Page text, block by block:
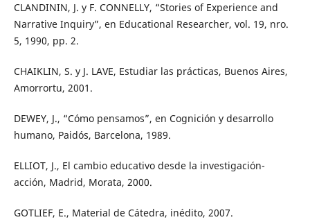
CLANDININ, J. y F. CONNELLY, “Stories of Experience and
Narrative Inquiry”, en Educational Researcher, vol. 19, nro.
5, 1990, pp. 2.
CHAIKLIN, S. y J. LAVE, Estudiar las prácticas, Buenos Aires,
Amorrortu, 2001.
DEWEY, J., “Cómo pensamos”, en Cognición y desarrollo
humano, Paidós, Barcelona, 1989.
ELLIOT, J., El cambio educativo desde la investigación-
acción, Madrid, Morata, 2000.
GOTLIEF, E., Material de Cátedra, inédito, 2007.